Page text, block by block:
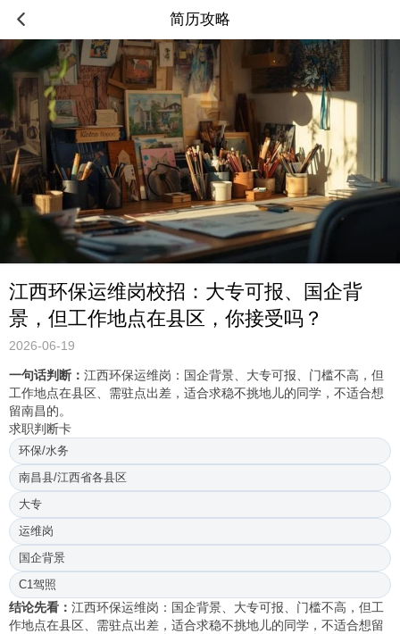
简历攻略
江西环保运维岗校招：大专可报、国企背
景，但工作地点在县区，你接受吗？
2026-06-19
一句话判断： 江西环保运维岗：国企背景、大专可报、门槛不高，但
工作地点在县区、需驻点出差，适合求稳不挑地儿的同学，不适合想
留南昌的。
求职判断卡
环保/水务
南昌县/江西省各县区
大专
运维岗
国企背景
C1驾照
结论先看： 江西环保运维岗：国企背景、大专可报、门槛不高，但工
作地点在县区、需驻点出差，适合求稳不挑地儿的同学，不适合想留